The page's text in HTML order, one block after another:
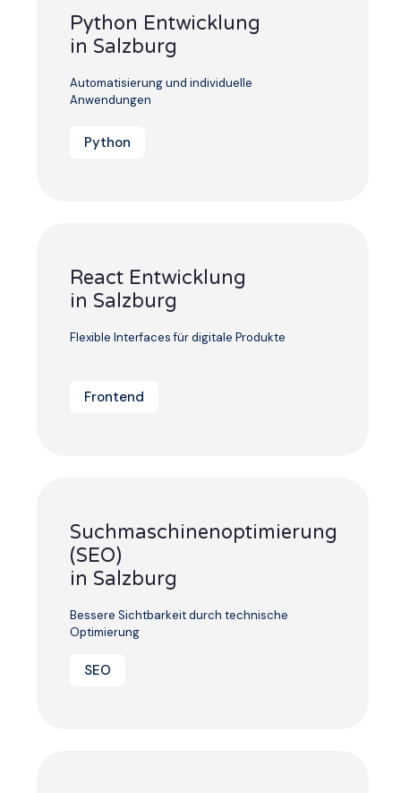
Python Entwicklung
in Salzburg
Automatisierung und individuelle
Anwendungen
Python
React Entwicklung
in Salzburg
Flexible Interfaces für digitale Produkte
Frontend
Suchmaschinenoptimierung
(SEO)
in Salzburg
Bessere Sichtbarkeit durch technische
Optimierung
SEO